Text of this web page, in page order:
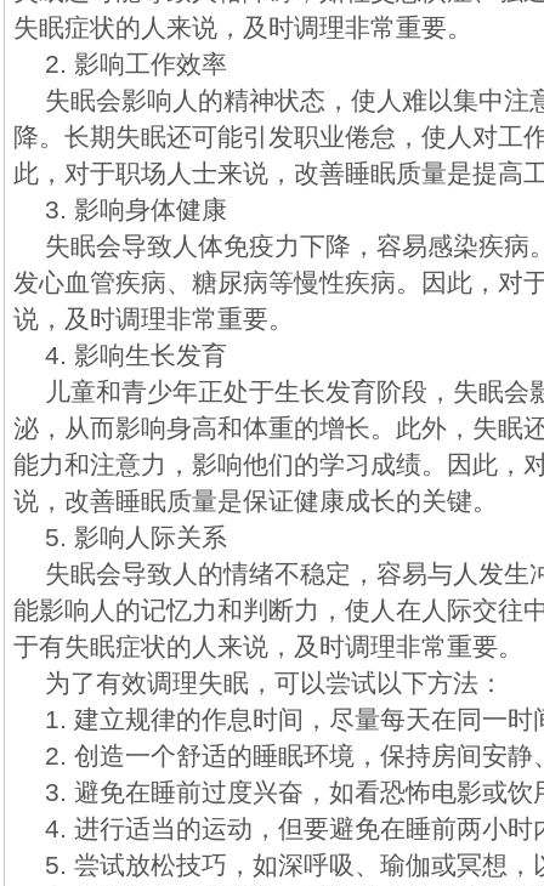
失眠症状的人来说，及时调理非常重要。
2. 影响工作效率
失眠会影响人的精神状态，使人难以集中注
降。长期失眠还可能引发职业倦怠，使人对工
此，对于职场人士来说，改善睡眠质量是提高
3. 影响身体健康
失眠会导致人体免疫力下降，容易感染疾病
发心血管疾病、糖尿病等慢性疾病。因此，对
说，及时调理非常重要。
4. 影响生长发育
儿童和青少年正处于生长发育阶段，失眠会
泌，从而影响身高和体重的增长。此外，失眠
能力和注意力，影响他们的学习成绩。因此，
说，改善睡眠质量是保证健康成长的关键。
5. 影响人际关系
失眠会导致人的情绪不稳定，容易与人发生
能影响人的记忆力和判断力，使人在人际交往
于有失眠症状的人来说，及时调理非常重要。
为了有效调理失眠，可以尝试以下方法：
1. 建立规律的作息时间，尽量每天在同一时
2. 创造一个舒适的睡眠环境，保持房间安静
3. 避免在睡前过度兴奋，如看恐怖电影或饮
4. 进行适当的运动，但要避免在睡前两小时
5. 尝试放松技巧，如深呼吸、瑜伽或冥想，